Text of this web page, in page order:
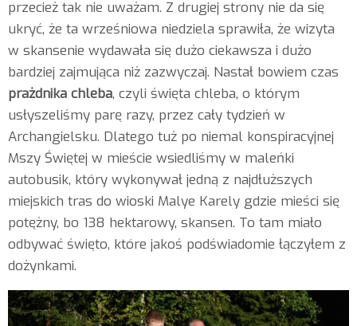
przecież tak nie uważam. Z drugiej strony nie da się
ukryć, że ta wrześniowa niedziela sprawiła, że wizyta
w skansenie wydawała się dużo ciekawsza i dużo
bardziej zajmująca niż zazwyczaj. Nastał bowiem czas
prażdnika chleba, czyli święta chleba, o którym
usłyszeliśmy parę razy, przez cały tydzień w
Archangielsku. Dlatego tuż po niemal konspiracyjnej
Mszy Świętej w mieście wsiedliśmy w maleńki
autobusik, który wykonywał jedną z najdłuższych
miejskich tras do wioski Malye Karely gdzie mieści się
potężny, bo 138 hektarowy, skansen. To tam miało
odbywać święto, które jakoś podświadomie łączyłem z
dożynkami.